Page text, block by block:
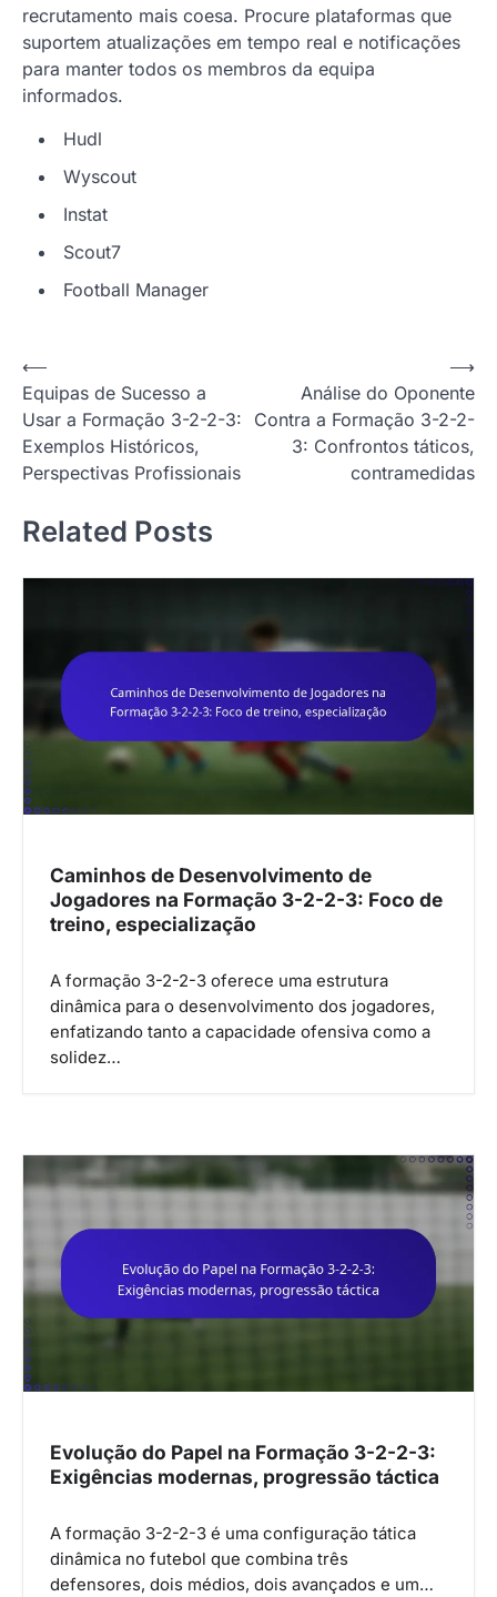
recrutamento mais coesa. Procure plataformas que
suportem atualizações em tempo real e notificações
para manter todos os membros da equipa
informados.
Hudl
Wyscout
Instat
Scout7
Football Manager
P
o
s
t
a
v
a
i
o
n
⟵
Equipas de Sucesso a
Usar a Formação 3-2-2-3:
Exemplos Históricos,
Perspectivas Profissionais
Análise do Oponente
Contra a Formação 3-2-2-
3: Confrontos táticos,
contramedidas
⟶
Related Posts
Caminhos de Desenvolvimento de
Jogadores na Formação 3-2-2-3: Foco de
treino, especialização
A formação 3-2-2-3 oferece uma estrutura
dinâmica para o desenvolvimento dos jogadores,
enfatizando tanto a capacidade ofensiva como a
solidez…
Evolução do Papel na Formação 3-2-2-3:
Exigências modernas, progressão táctica
A formação 3-2-2-3 é uma configuração tática
dinâmica no futebol que combina três
defensores, dois médios, dois avançados e um…